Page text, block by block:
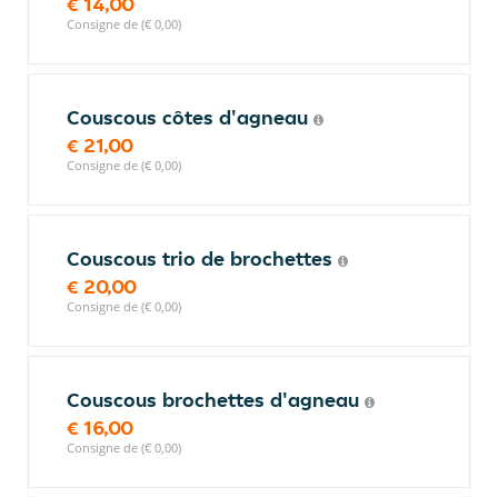
Consigne de (€ 0,00)
Couscous côtes d'agneau
€ 21,00
Consigne de (€ 0,00)
Couscous trio de brochettes
€ 20,00
Consigne de (€ 0,00)
Couscous brochettes d'agneau
€ 16,00
Consigne de (€ 0,00)